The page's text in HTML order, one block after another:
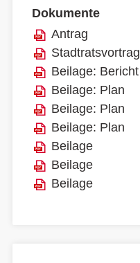
Dokumente
Antrag
Stadtratsvortrag
Beilage: Bericht
Beilage: Plan
Beilage: Plan
Beilage: Plan
Beilage
Beilage
Beilage